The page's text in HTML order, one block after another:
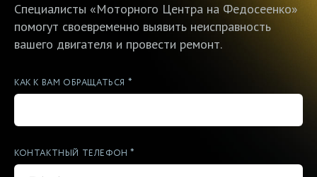
Специалисты «Моторного Центра на Федосеенко»
помогут своевременно выявить неисправность
вашего двигателя и провести ремонт.
КАК К ВАМ ОБРАЩАТЬСЯ *
КОНТАКТНЫЙ ТЕЛЕФОН*